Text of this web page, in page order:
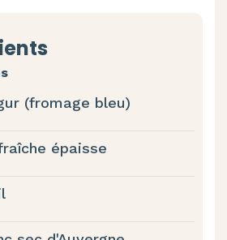
(fromage bleu)
épaisse